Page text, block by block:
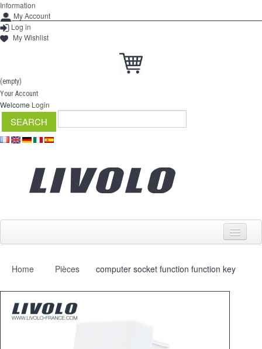
Information
My Account
Log in
My Wishlist
(empty)
Your Account
Welcome Login
Switch
2 Ways
Home Pièces computer socket function function key